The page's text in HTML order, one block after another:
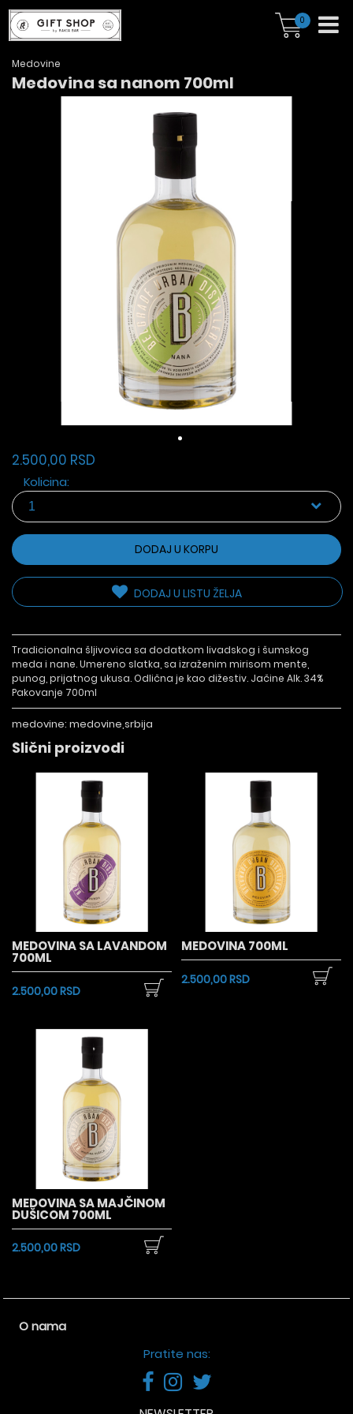
0
Medovine
Medovina sa nanom 700ml
2.500,00 RSD
Kolicina:
DODAJ U KORPU
DODAJ U LISTU ŽELJA
Tradicionalna šljivovica sa dodatkom livadskog i šumskog
meda i nane. Umereno slatka, sa izraženim mirisom mente,
punog, prijatnog ukusa. Odlična je kao dižestiv. Jačine Alk. 34%
Pakovanje 700ml
medovine:medovine,srbija
Slični proizvodi
MEDOVINA SA LAVANDOM
700ML
2.500,00 RSD
MEDOVINA 700ML
2.500,00 RSD
MEDOVINA SA MAJČINOM
DUŠICOM 700ML
2.500,00 RSD
O nama
Pratite nas: